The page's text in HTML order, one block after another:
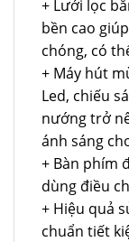
+ Lưới lọc
bền cao
chóng, có
+ Máy hút
Led, chiếu
nướng trở
ánh sáng
+ Bàn phím
dùng điều
+ Hiệu quả
chuẩn tiết